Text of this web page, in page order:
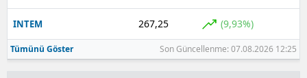
INTEM 267,25 (9,93%)
Tümünü Göster Son Güncellenme: 07.08.2026 12:25